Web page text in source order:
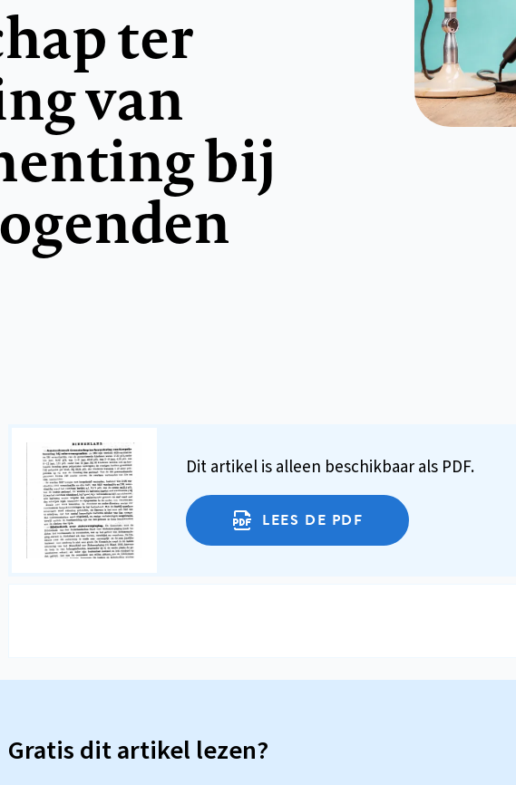
ter
van
bij
Dit artikel is alleen beschikbaar als PDF.
LEES DE PDF
Gratis dit artikel lezen?